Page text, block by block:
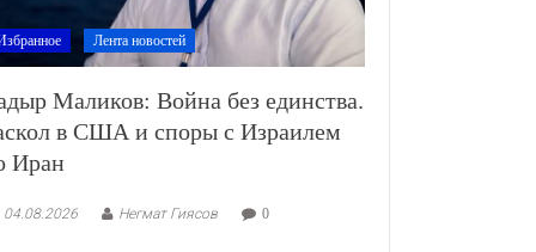
Лента новостей
Маликов: Война без единства.
в США и споры с Израилем
Иран
04.08.2026 Негмат Гиясов 0